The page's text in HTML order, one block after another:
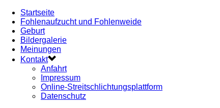
Startseite
Fohlenaufzucht und Fohlenweide
Geburt
Bildergalerie
Meinungen
Kontakt
Anfahrt
Impressum
Online-Streitschlichtungsplattform
Datenschutz